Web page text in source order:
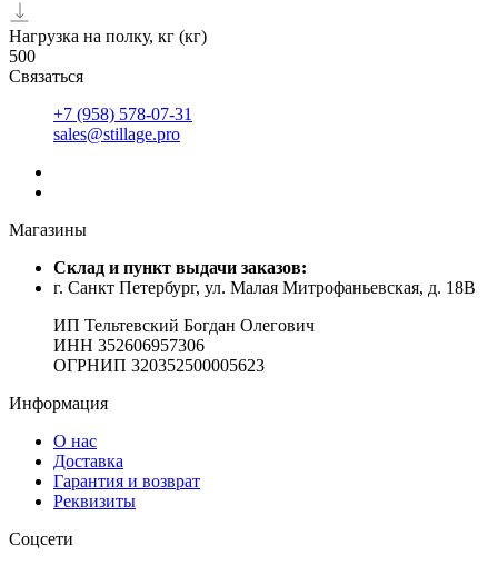
Нагрузка на полку, кг (кг)
500
Связаться
+7 (958) 578-07-31
sales@stillage.pro
Магазины
Cклад и пункт выдачи заказов:
г. Санкт Петербург, ул. Малая Митрофаньевская, д. 18В
ИП Тельтевский Богдан Олегович
ИНН 352606957306
ОГРНИП 320352500005623
Информация
О нас
Доставка
Гарантия и возврат
Реквизиты
Соцсети